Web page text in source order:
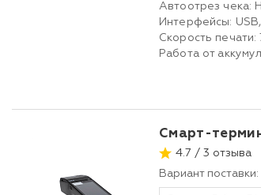
Автоотрез чека:
Интерфейсы:
Скорость
Работа от
Смарт-
4.7 / 3 отзыва
Вариант поставки: